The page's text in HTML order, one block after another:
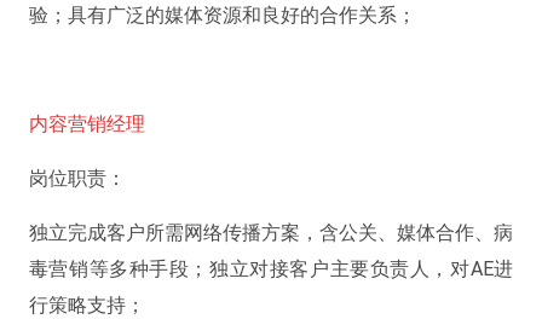
验；具有广泛的媒体资源和良好的合作关系；
内容营销经理
岗位职责：
独立完成客户所需网络传播方案，含公关、媒体合作、病
毒营销等多种手段；独立对接客户主要负责人，对AE进
行策略支持；